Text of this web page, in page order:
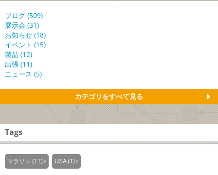
ブログ (509)
展示会 (31)
お知らせ (18)
イベント (15)
製品 (12)
出張 (11)
ニュース (5)
カテゴリをすべて見る
Tags
マラソン (11) USA (1)